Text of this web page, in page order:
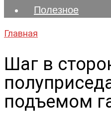
Полезноe
Главная
Шаг в
подъемом